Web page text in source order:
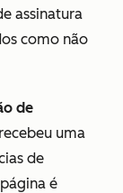
assinatura
como não
de
uma
de
é